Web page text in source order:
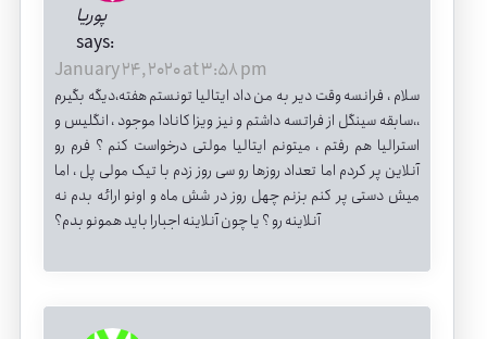
پوریا
says:
January 24, 2020 at 3:58 pm
سلام ، فرانسه وقت دیر به من داد ایتالیا تونستم هفته،دیگه بگیرم
،،سابقه سینگل از فراتسه داشتم و نیز ویزا کانادا موجود ، انگلیس و
استرالیا هم رفتم ، میتونم ایتالیا مولتی درخواست کنم ؟ فرم رو
آنلاین پر کردم اما تعداد روزها رو سی روز زدم با تیک مولی پل ، اما
میش دستی پر کنم بزنم چهل روز در شش ماه و اونو ارائه بدم نه
آنلاینه رو ؟ یا چون آنلاینه اجبارا باید همونو بدم؟